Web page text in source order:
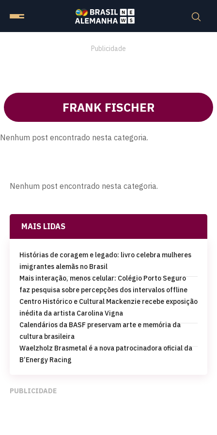
Publicidade
FRANK FISCHER
Nenhum post encontrado nesta categoria.
Nenhum post encontrado nesta categoria.
MAIS LIDAS
Histórias de coragem e legado: livro celebra mulheres
imigrantes alemãs no Brasil
Mais interação, menos celular: Colégio Porto Seguro
faz pesquisa sobre percepções dos intervalos offline
Centro Histórico e Cultural Mackenzie recebe exposição
inédita da artista Carolina Vigna
Calendários da BASF preservam arte e memória da
cultura brasileira
Waelzholz Brasmetal é a nova patrocinadora oficial da
B’Energy Racing
PUBLICIDADE